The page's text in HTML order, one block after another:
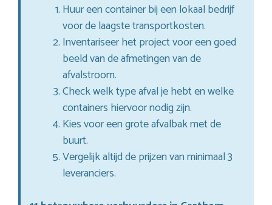
Huur een container bij een lokaal bedrijf
voor de laagste transportkosten.
Inventariseer het project voor een goed
beeld van de afmetingen van de
afvalstroom.
Check welk type afval je hebt en welke
containers hiervoor nodig zijn.
Kies voor een grote afvalbak met de
buurt.
Vergelijk altijd de prijzen van minimaal 3
leveranciers.